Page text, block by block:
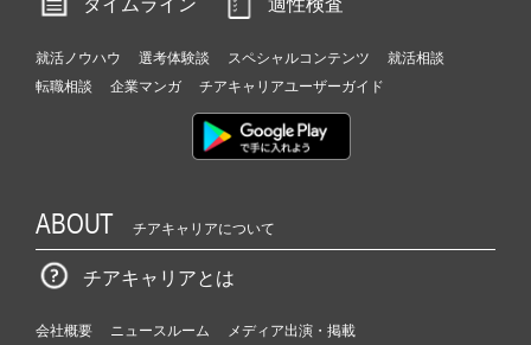
就活ノウハウ 選考体験談 スペシャルコンテンツ
就活相談
転職相談
企業マンガ チアキャリアユーザーガイド
ABOUT チアキャリアについて
チアキャリアとは
会社概要 ニュースルーム
メディア出演・掲載